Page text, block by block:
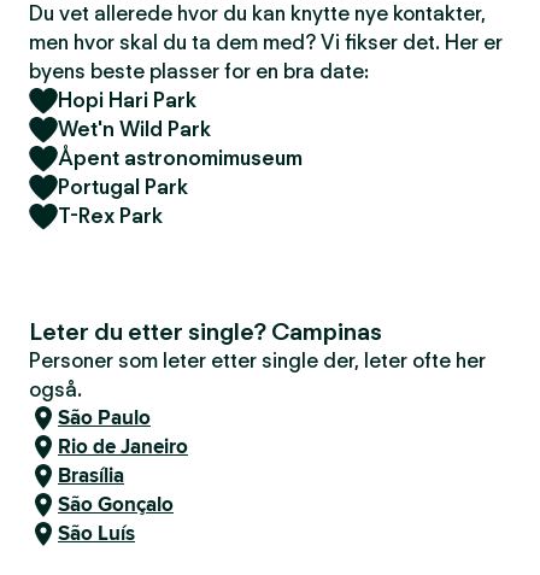
Du vet allerede hvor du kan knytte nye kontakter,
men hvor skal du ta dem med? Vi fikser det. Her er
byens beste plasser for en bra date:
Hopi Hari Park
Wet'n Wild Park
Åpent astronomimuseum
Portugal Park
T-Rex Park
Leter du etter single? Campinas
Personer som leter etter single der, leter ofte her
også.
São Paulo
Rio de Janeiro
Brasília
São Gonçalo
São Luís